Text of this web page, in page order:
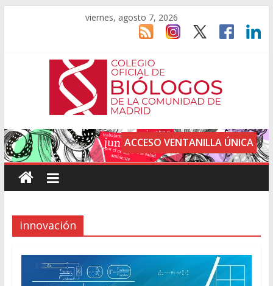
viernes, agosto 7, 2026
ACCESO VENTANILLA ÚNICA
innovación